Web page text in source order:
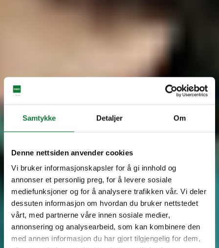
Samtykke Detaljer Om
Denne nettsiden anvender cookies
Vi bruker informasjonskapsler for å gi innhold og
annonser et personlig preg, for å levere sosiale
mediefunksjoner og for å analysere trafikken vår. Vi deler
dessuten informasjon om hvordan du bruker nettstedet
vårt, med partnerne våre innen sosiale medier,
annonsering og analysearbeid, som kan kombinere den
med annen informasjon du har gjort tilgjengelig for dem,